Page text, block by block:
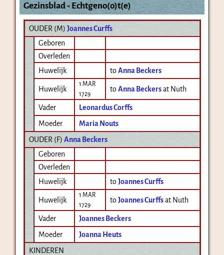
Gezinsblad - Echtgeno(o)t(e)
OUDER (M) Joannes Curffs
Geboren
Overleden
Huwelijk
toAnna Beckers
Huwelijk
1 MAR
1729
toAnna Beckers at Nuth
Vader
Leonardus Corffs
Moeder
Maria Nouts
OUDER (F) Anna Beckers
Geboren
Overleden
Huwelijk
toJoannes Curffs
Huwelijk
1 MAR
1729
toJoannes Curffs at Nuth
Vader
Joannes Beckers
Moeder
Joanna Heuts
KINDEREN